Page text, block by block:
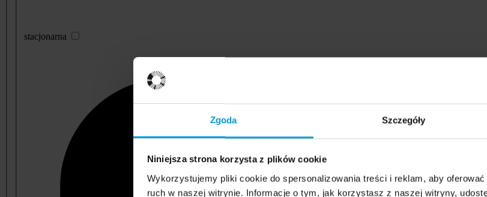
Zgoda Szczegóły
Niniejsza strona korzysta z plików cookie
Wykorzystujemy pliki cookie do spersonalizowania treści i reklam, aby
ruch w naszej witrynie. Informacje o tym, jak korzystasz z naszej witryny,
stacjonarna